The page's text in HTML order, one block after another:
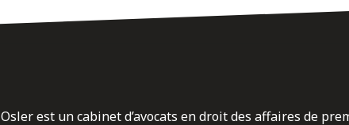
Osler est un cabinet d’avocats en droit des affaires de